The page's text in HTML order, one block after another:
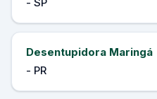
Desentupidora Maringá
- PR